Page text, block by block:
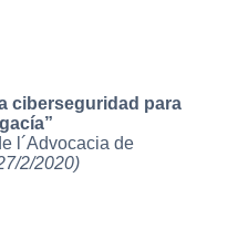
ciberseguridad para
l´Advocacia de
2/2020)